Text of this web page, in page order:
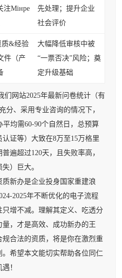
注Мінре
先处理；提升企业
社会评价
质&经验
件（产
大幅降低审核中被
“一票否决”风险；奠
定升级基础
网站2025年最新问卷统计（有
分、采用专业咨询的情况下，
均需60-90个自然日，总预算
认证等）大致在8万至15万格里
遍超过120天，且失败率高，
）巨大。
新办是企业投身国家重建浪
2025年不断优化的电子流程
增不减。理解其定义、吃透分
，才是高效、成功新办的王
合法的资质，将是你在激烈重
希望本文能切实帮助各位同仁
！